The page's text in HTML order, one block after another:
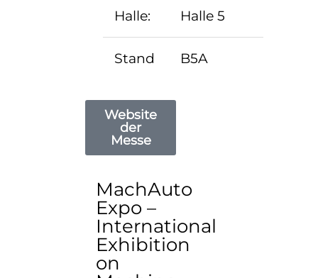
Halle: Halle 5
Stand B5A
Website
der
Messe
MachAuto
Expo –
International
Exhibition
on